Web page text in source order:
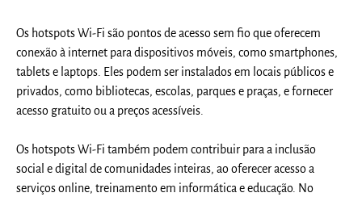
Os hotspots Wi-Fi são pontos de acesso sem fio que oferecem
conexão à internet para dispositivos móveis, como smartphones,
tablets e laptops. Eles podem ser instalados em locais públicos e
privados, como bibliotecas, escolas, parques e praças, e fornecer
acesso gratuito ou a preços acessíveis.
Os hotspots Wi-Fi também podem contribuir para a inclusão
social e digital de comunidades inteiras, ao oferecer acesso a
serviços online, treinamento em informática e educação. No